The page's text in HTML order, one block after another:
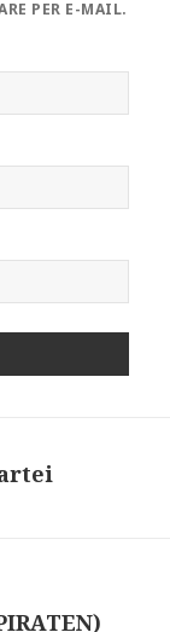
PER E-MAIL.